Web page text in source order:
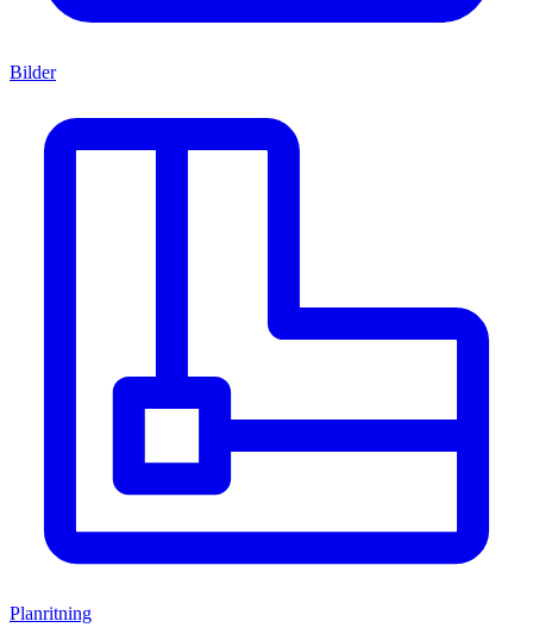
Bilder
Planritning